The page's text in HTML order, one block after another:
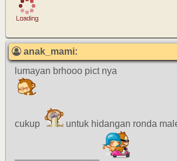
anak_mami:
lumayan brhooo pict nya
cukup untuk hidangan ronda